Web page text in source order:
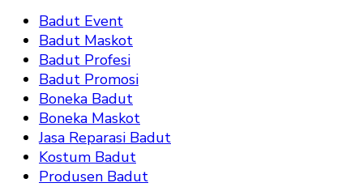
Badut Event
Badut Maskot
Badut Profesi
Badut Promosi
Boneka Badut
Boneka Maskot
Jasa Reparasi Badut
Kostum Badut
Produsen Badut